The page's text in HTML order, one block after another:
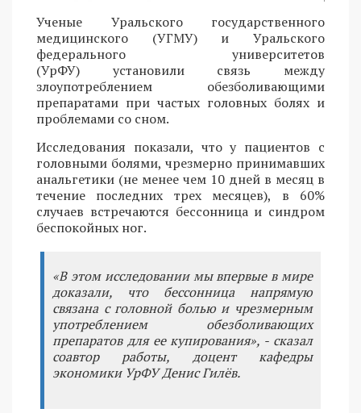
Ученые Уральского государственного
медицинского (УГМУ) и Уральского
федерального университетов
(УрФУ) установили связь между
злоупотреблением обезболивающими
препаратами при частых головных болях и
проблемами со сном.
Исследования показали, что у пациентов с
головными болями, чрезмерно принимавших
анальгетики (не менее чем 10 дней в месяц в
течение последних трех месяцев), в 60%
случаев встречаются бессонница и синдром
беспокойных ног.
«В этом исследовании мы впервые в мире
доказали, что бессонница напрямую
связана с головной болью и чрезмерным
употреблением обезболивающих
препаратов для ее купирования», - сказал
соавтор работы, доцент кафедры
экономики УрФУ Денис Гилёв.